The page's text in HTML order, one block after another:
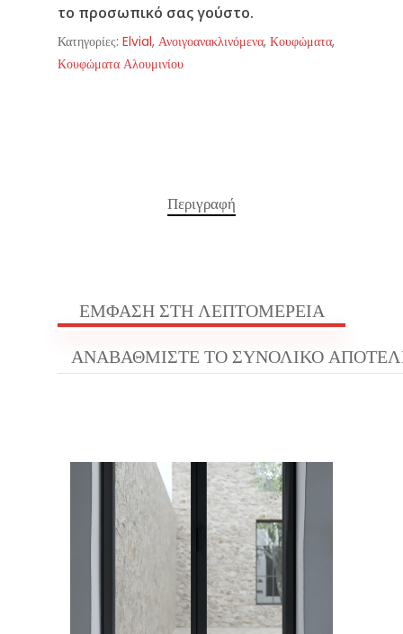
το προσωπικό σας γούστο.
Κατηγορίες: Elvial, Ανοιγοανακλινόμενα, Κουφώματα,
Κουφώματα Αλουμινίου
Περιγραφή
ΕΜΦΑΣΗ ΣΤΗ ΛΕΠΤΟΜΕΡΕΙΑ
ΑΝΑΒΑΘΜΙΣΤΕ ΤΟ ΣΥΝΟΛΙΚΟ